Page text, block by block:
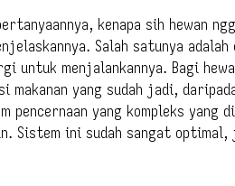
kenapa sih hewan
Salah satunya
untuk menjalankannya. Bagi
makanan yang sudah jadi,
pencernaan yang kompleks yang
Sistem ini sudah sangat